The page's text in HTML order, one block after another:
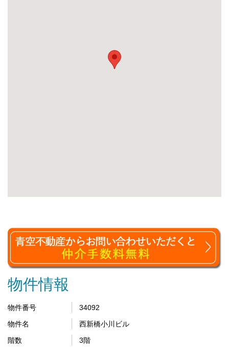
物件情報
物件番号
34092
物件名
西新橋小川ビル
階数
3階